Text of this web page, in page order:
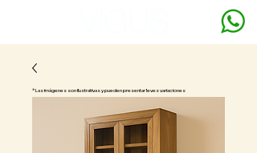
* Las imágenes son ilustrativas y pueden presentar leves variaciones